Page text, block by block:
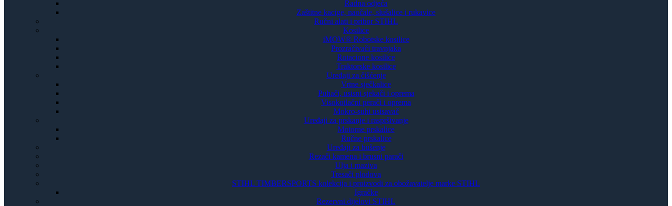
Radna odjeća
Zaštitne kacige, naočale, slušalice i rukavice
Ručni alati i pribor STIHL
Kosilice
iMOW® Robotske kosilice
Prozračivači travnjaka
Rotacione kosilice
Traktorske kosilice
Uređaji za čišćenje
Vrtne sječkalice
Puhači, usisni sjekači i oprema
Visokotlačni perači i oprema
Mokro-suhi usisavač
Uređaji za prskanje i raspršivanje
Motorne prskalice
Ručne prskalice
Uređaji za bušenje
Rezači kamena i brusni parači
Ulja i maziva
Tresači plodova
STIHL TIMBERSPORTS kolekcija i proizvodi za obožavatelje marke STIHL
Igračke
Rezervni dijelovi STIHL